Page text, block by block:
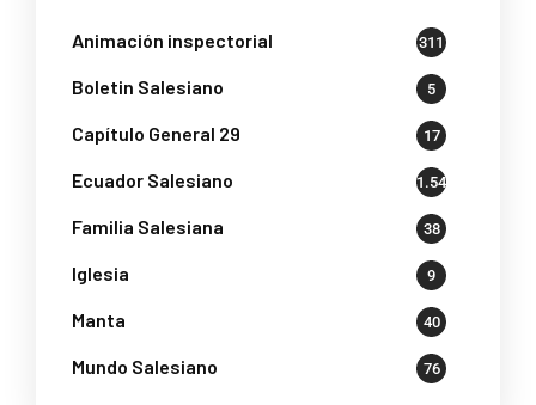
Animación inspectorial 311
Boletin Salesiano 5
Capítulo General 29 17
Ecuador Salesiano 1.541
Familia Salesiana 38
Iglesia 9
Manta 40
Mundo Salesiano 76